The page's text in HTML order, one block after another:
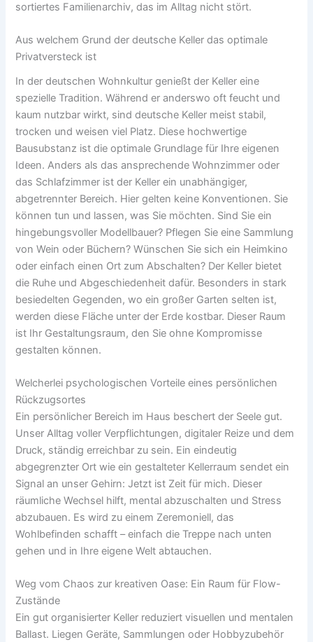
sortiertes Familienarchiv, das im Alltag nicht stört.
Aus welchem Grund der deutsche Keller das optimale
Privatversteck ist
In der deutschen Wohnkultur genießt der Keller eine
spezielle Tradition. Während er anderswo oft feucht und
kaum nutzbar wirkt, sind deutsche Keller meist stabil,
trocken und weisen viel Platz. Diese hochwertige
Bausubstanz ist die optimale Grundlage für Ihre eigenen
Ideen. Anders als das ansprechende Wohnzimmer oder
das Schlafzimmer ist der Keller ein unabhängiger,
abgetrennter Bereich. Hier gelten keine Konventionen. Sie
können tun und lassen, was Sie möchten. Sind Sie ein
hingebungsvoller Modellbauer? Pflegen Sie eine Sammlung
von Wein oder Büchern? Wünschen Sie sich ein Heimkino
oder einfach einen Ort zum Abschalten? Der Keller bietet
die Ruhe und Abgeschiedenheit dafür. Besonders in stark
besiedelten Gegenden, wo ein großer Garten selten ist,
werden diese Fläche unter der Erde kostbar. Dieser Raum
ist Ihr Gestaltungsraum, den Sie ohne Kompromisse
gestalten können.
Welcherlei psychologischen Vorteile eines persönlichen
Rückzugsortes
Ein persönlicher Bereich im Haus beschert der Seele gut.
Unser Alltag voller Verpflichtungen, digitaler Reize und dem
Druck, ständig erreichbar zu sein. Ein eindeutig
abgegrenzter Ort wie ein gestalteter Kellerraum sendet ein
Signal an unser Gehirn: Jetzt ist Zeit für mich. Dieser
räumliche Wechsel hilft, mental abzuschalten und Stress
abzubauen. Es wird zu einem Zeremoniell, das
Wohlbefinden schafft – einfach die Treppe nach unten
gehen und in Ihre eigene Welt abtauchen.
Weg vom Chaos zur kreativen Oase: Ein Raum für Flow-
Zustände
Ein gut organisierter Keller reduziert visuellen und mentalen
Ballast. Liegen Geräte, Sammlungen oder Hobbyzubehör